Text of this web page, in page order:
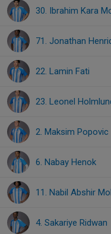
30. Ibrahim Kara
71. Jonathan
22. Lamin Fati
23. Leonel
2. Maksim Popovic
6. Nabay Henok
11. Nabil Abshir
4. Sakariye Ridwan